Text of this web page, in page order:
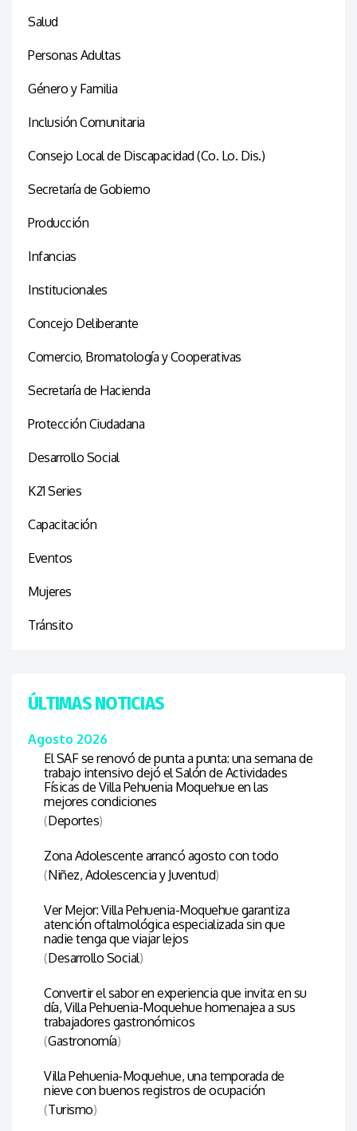
Salud
Personas Adultas
Género y Familia
Inclusión Comunitaria
Consejo Local de Discapacidad (Co. Lo. Dis.)
Secretaría de Gobierno
Producción
Infancias
Institucionales
Concejo Deliberante
Comercio, Bromatología y Cooperativas
Secretaría de Hacienda
Protección Ciudadana
Desarrollo Social
K21 Series
Capacitación
Eventos
Mujeres
Tránsito
ÚLTIMAS NOTICIAS
Agosto 2026
El SAF se renovó de punta a punta: una semana de
trabajo intensivo dejó el Salón de Actividades
Físicas de Villa Pehuenia Moquehue en las
mejores condiciones
(Deportes)
Zona Adolescente arrancó agosto con todo
(Niñez, Adolescencia y Juventud)
Ver Mejor: Villa Pehuenia-Moquehue garantiza
atención oftalmológica especializada sin que
nadie tenga que viajar lejos
(Desarrollo Social)
Convertir el sabor en experiencia que invita: en su
día, Villa Pehuenia-Moquehue homenajea a sus
trabajadores gastronómicos
(Gastronomía)
Villa Pehuenia-Moquehue, una temporada de
nieve con buenos registros de ocupación
(Turismo)